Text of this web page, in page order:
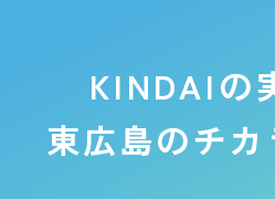
KINDAIの
東広島のチカ